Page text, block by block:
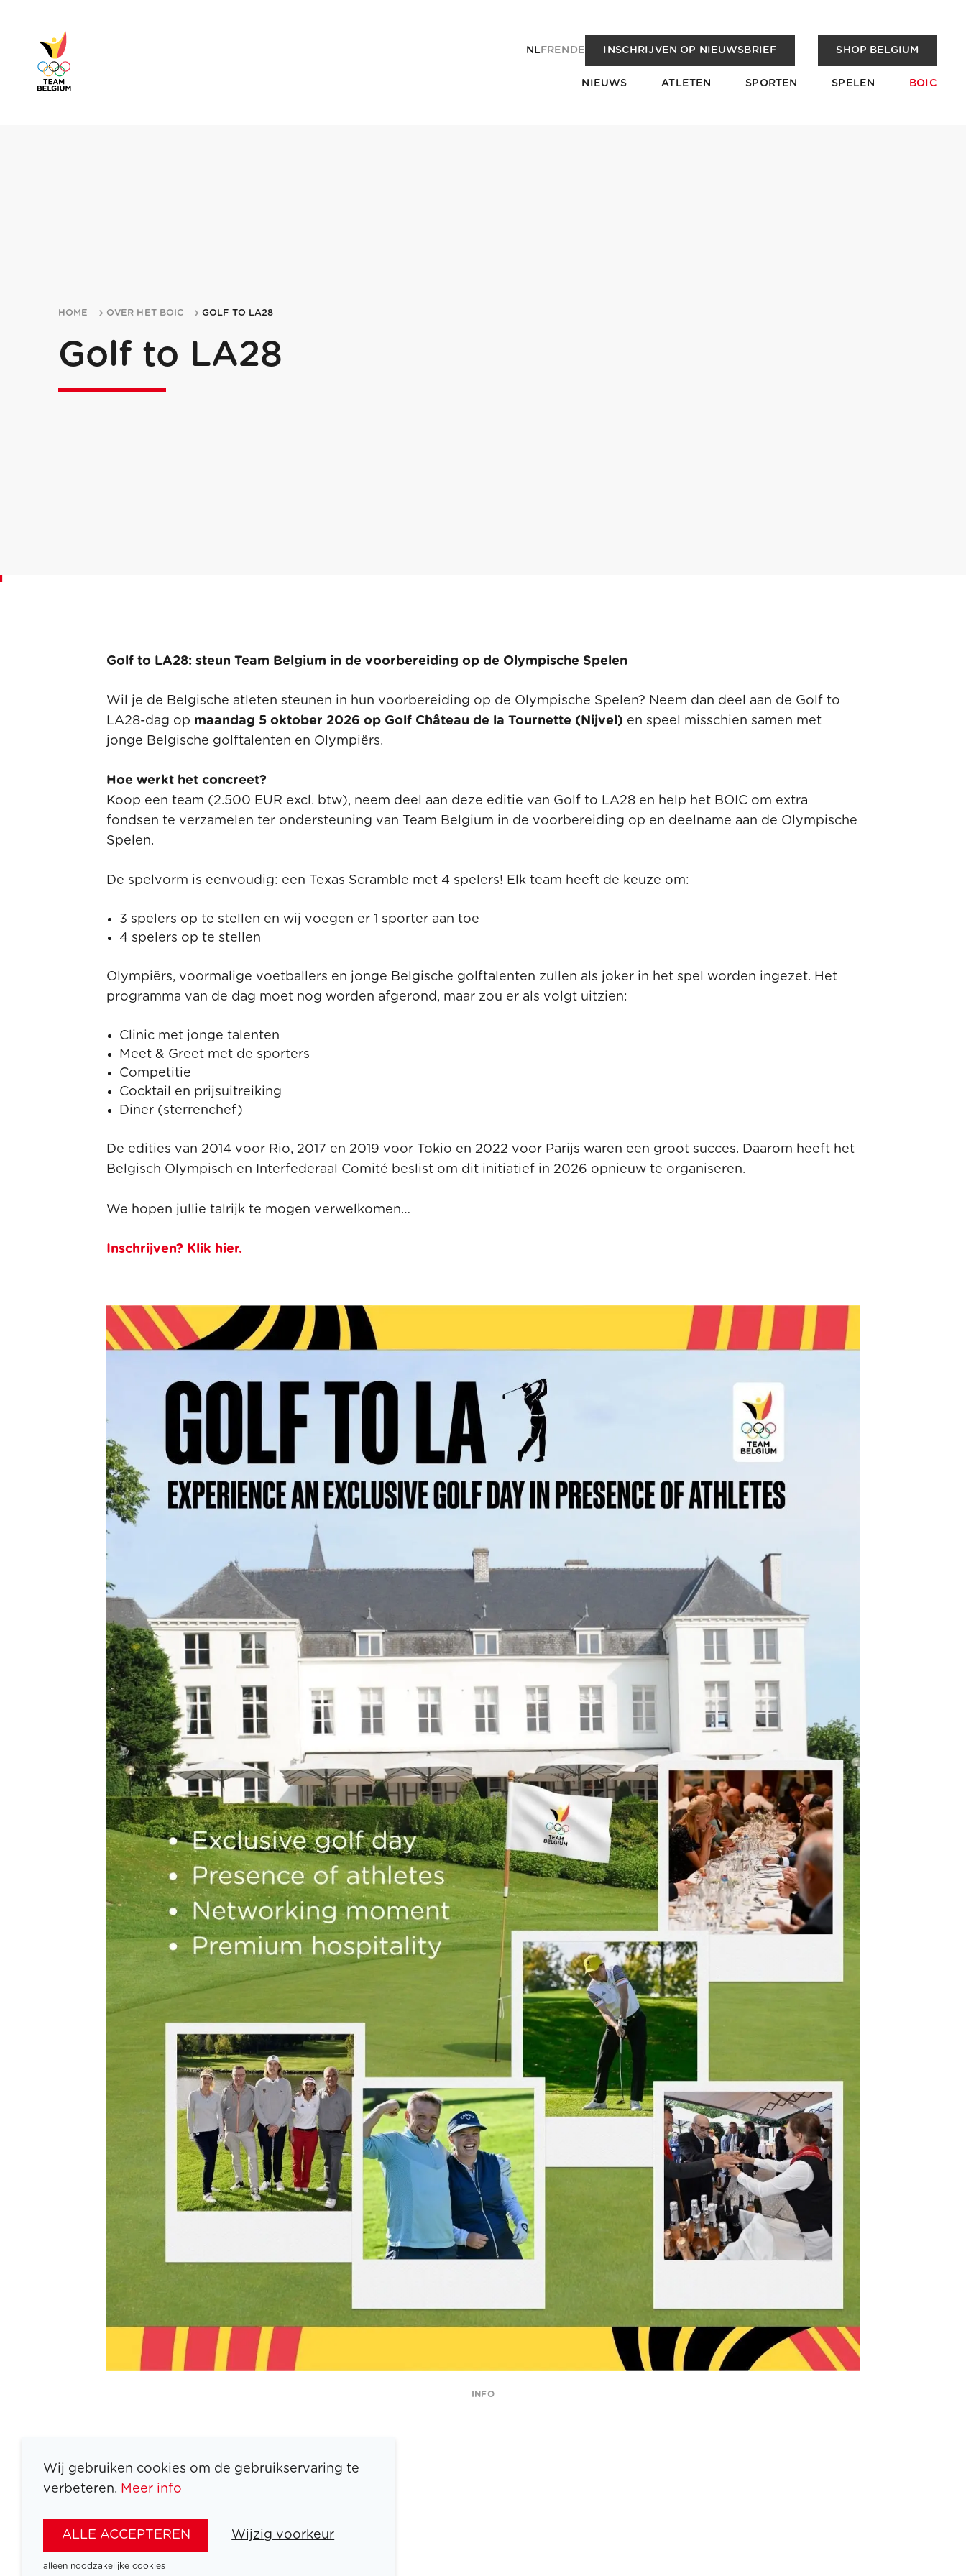
NLFREN DE INSCHRIJVEN OP NIEUWSBRIEF SHOP BELGIUM
NIEUWS ATLETEN SPORTEN SPELEN BOIC
HOME OVER HET BOIC GOLF TO LA28
Golf to LA28
Golf to LA28: steun Team Belgium in de voorbereiding op de Olympische Spelen
Wil je de Belgische atleten steunen in hun voorbereiding op de Olympische Spelen? Neem dan deel aan de Golf to
LA28-dag op maandag 5 oktober 2026 op Golf Château de la Tournette (Nijvel) en speel misschien samen met
jonge Belgische golftalenten en Olympiërs.
Hoe werkt het concreet?
Koop een team (2.500 EUR excl. btw), neem deel aan deze editie van Golf to LA28 en help het BOIC om extra
fondsen te verzamelen ter ondersteuning van Team Belgium in de voorbereiding op en deelname aan de Olympische
Spelen.
De spelvorm is eenvoudig: een Texas Scramble met 4 spelers! Elk team heeft de keuze om:
3 spelers op te stellen en wij voegen er 1 sporter aan toe
4 spelers op te stellen
Olympiërs, voormalige voetballers en jonge Belgische golftalenten zullen als joker in het spel worden ingezet. Het
programma van de dag moet nog worden afgerond, maar zou er als volgt uitzien:
Clinic met jonge talenten
Meet & Greet met de sporters
Competitie
Cocktail en prijsuitreiking
Diner (sterrenchef)
De edities van 2014 voor Rio, 2017 en 2019 voor Tokio en 2022 voor Parijs waren een groot succes. Daarom heeft het
Belgisch Olympisch en Interfederaal Comité beslist om dit initiatief in 2026 opnieuw te organiseren.
We hopen jullie talrijk te mogen verwelkomen…
Inschrijven? Klik hier.
INFO
terug naar overzicht
Wij gebruiken cookies om de gebruikservaring te
verbeteren. Meer info
ALLE ACCEPTEREN Wijzig voorkeur
alleen noodzakelijke cookies